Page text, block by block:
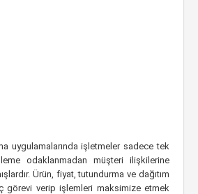
uygulamalarında işletmeler sadece tek
odaklanmadan müşteri ilişkilerine
Ürün, fiyat, tutundurma ve dağıtım
görevi verip işlemleri maksimize etmek